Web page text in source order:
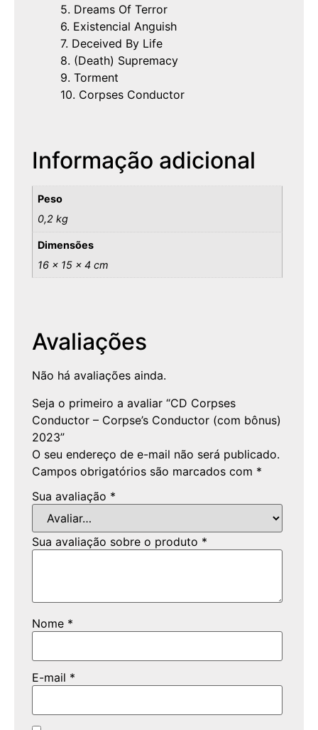
5. Dreams Of Terror
6. Existencial Anguish
7. Deceived By Life
8. (Death) Supremacy
9. Torment
10. Corpses Conductor
Informação adicional
Peso
0,2 kg
Dimensões
16 × 15 × 4 cm
Avaliações
Não há avaliações ainda.
Seja o primeiro a avaliar “CD Corpses
Conductor – Corpse’s Conductor (com bônus)
2023”
O seu endereço de e-mail não será publicado.
Campos obrigatórios são marcados com *
Sua avaliação *
Sua avaliação sobre o produto *
Nome *
E-mail *